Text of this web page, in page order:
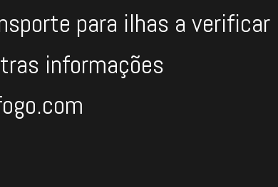
para ilhas a verificar
informações